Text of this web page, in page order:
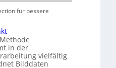
für bessere
in der
vielfältig
Bilddaten